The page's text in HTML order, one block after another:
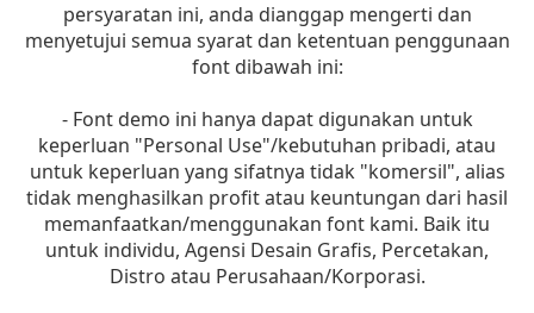
persyaratan ini, anda dianggap mengerti dan
menyetujui semua syarat dan ketentuan penggunaan
font dibawah ini:
- Font demo ini hanya dapat digunakan untuk
keperluan "Personal Use"/kebutuhan pribadi, atau
untuk keperluan yang sifatnya tidak "komersil", alias
tidak menghasilkan profit atau keuntungan dari hasil
memanfaatkan/menggunakan font kami. Baik itu
untuk individu, Agensi Desain Grafis, Percetakan,
Distro atau Perusahaan/Korporasi.